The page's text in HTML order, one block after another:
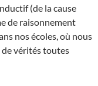
(de la cause
de raisonnement
nos écoles, où nous
vérités toutes